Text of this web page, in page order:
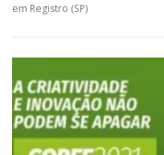
em Registro (SP)